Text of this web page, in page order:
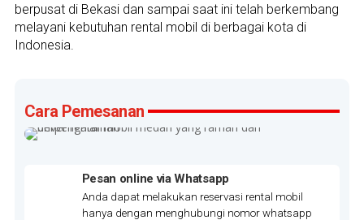
berpusat di Bekasi dan sampai saat ini telah berkembang
melayani kebutuhan rental mobil di berbagai kota di
Indonesia.
Cara Pemesanan
Pesan online via Whatsapp
Anda dapat melakukan reservasi rental mobil
hanya dengan menghubungi nomor whatsapp